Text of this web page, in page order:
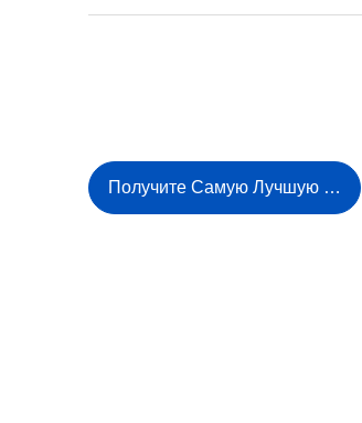
Получите Самую Лучшую Цену